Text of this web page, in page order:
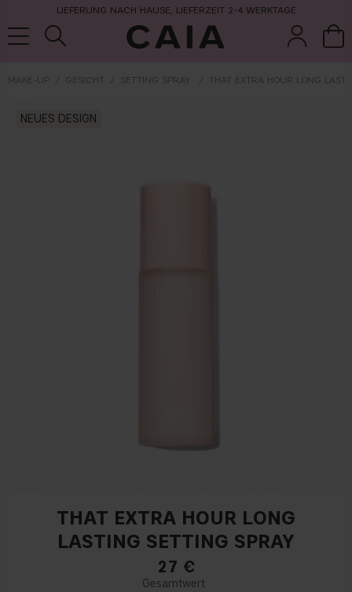
LIEFERUNG NACH HAUSE, LIEFERZEIT 2-4 WERKTAGE
MAKE-UP GESICHT SETTING SPRAY THAT EXTRA HOUR LONG
NEUES DESIGN
THAT EXTRA HOUR LONG
LASTING SETTING SPRAY
27 €
parfüm